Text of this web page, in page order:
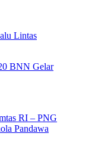
Lintas
BNN Gelar
RI – PNG
Pandawa